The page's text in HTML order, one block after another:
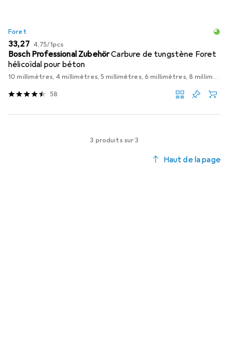
Foret
EUR
33,27 EUR
4,75/1pcs
Bosch Professional ZubehörCarbure de tungstène Foret
hélicoïdal pour béton
10 millimètres, 4 millimètres, 5 millimètres, 6 millimètres, 8 millimètres
58
3 produits sur 3
Haut de la page